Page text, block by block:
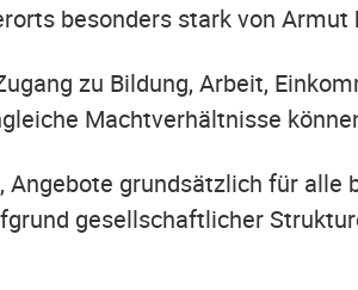
besonders stark von Armut
zu Bildung, Arbeit,
Machtverhältnisse
Angebote grundsätzlich für
gesellschaftlicher